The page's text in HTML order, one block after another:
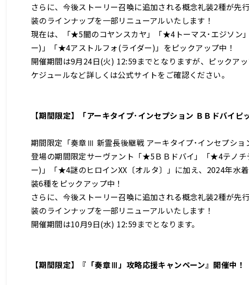
さらに、今後ストーリー召喚に追加される概念礼装2種が
装のラインナップを一部リニューアルいたします！
現在は、「★5闇のコヤンスカヤ」「★4トーマス･エジソン
ー)」「★4アストルフォ(ライダー)」をピックアップ中！
開催期間は9月24日(火) 12:59までとなりますが、ピックア
ケジュールなど詳しくは公式サイトをご確認ください。
【期間限定】「アーキタイプ･インセプション ＢＢドバイピ
期間限定「奏章Ⅲ 新霊長後継戦 アーキタイプ･インセプショ
登場の期間限定サーヴァント「★5ＢＢドバイ」「★4テノチ
ー)」「★4謎のヒロインXX〔オルタ〕」に加え、2024年水
装6種をピックアップ中！
さらに、今後ストーリー召喚に追加される概念礼装2種が
装のラインナップを一部リニューアルいたします！
開催期間は10月9日(水) 12:59までとなります。
【期間限定】『「奏章Ⅲ」攻略応援キャンペーン』開催中！